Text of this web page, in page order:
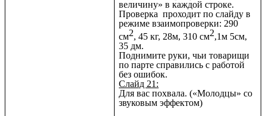
величину» в каждой строке.
Проверка проходит по слайду в
режиме взаимопроверки: 290
см2, 45 кг, 28м, 310 см2,1м 5см,
35 дм.
Поднимите руки, чьи товарищи
по парте справились с работой
без ошибок.
Слайд 21:
Для вас похвала. («Молодцы» со
звуковым эффектом)